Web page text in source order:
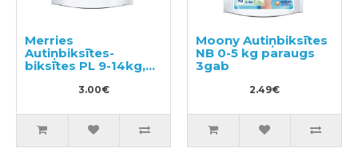
Merries
Autiņbiksītes-
biksītes PL 9-14kg,
3.00€
Moony Autiņbiksītes
NB 0-5 kg paraugs
3gab
2.49€